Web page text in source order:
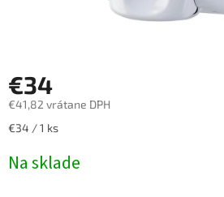
€34
€41,82 vrátane DPH
Jednotková
€34 / 1 ks
Na sklade